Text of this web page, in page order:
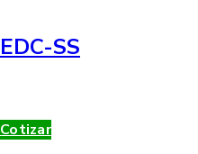
EDC-SS
Cotizar